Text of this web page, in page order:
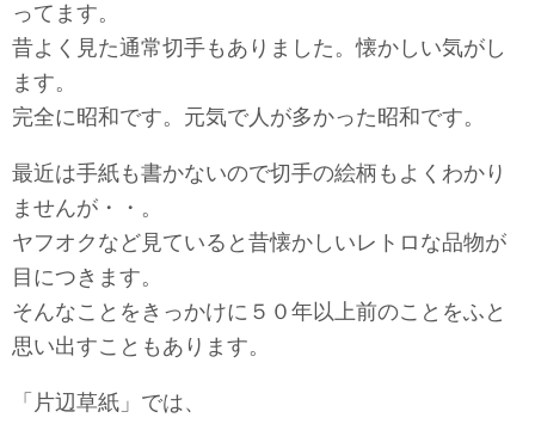
ってます。
昔よく見た通常切手もありました。懐かしい気がし
ます。
完全に昭和です。元気で人が多かった昭和です。
最近は手紙も書かないので切手の絵柄もよくわかり
ませんが・・。
ヤフオクなど見ていると昔懐かしいレトロな品物が
目につきます。
そんなことをきっかけに５０年以上前のことをふと
思い出すこともあります。
「片辺草紙」では、